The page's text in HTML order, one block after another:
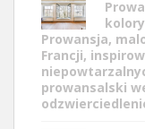
Prowansja,
Francji,
prowansalski